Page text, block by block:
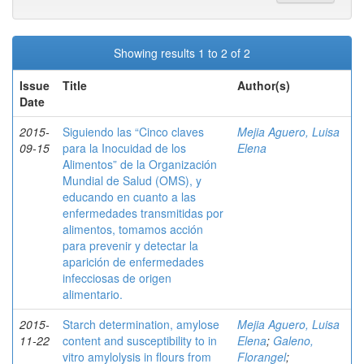
Showing results 1 to 2 of 2
Issue
Date
Title Author(s)
2015-
09-15
Siguiendo las “Cinco claves
para la Inocuidad de los
Alimentos” de la Organización
Mundial de Salud (OMS), y
educando en cuanto a las
enfermedades transmitidas por
alimentos, tomamos acción
para prevenir y detectar la
aparición de enfermedades
infecciosas de origen
alimentario.
Mejia Aguero, Luisa
Elena
2015-
11-22
Starch determination, amylose
content and susceptibility to in
vitro amylolysis in flours from
Mejia Aguero, Luisa
Elena; Galeno,
Florangel;